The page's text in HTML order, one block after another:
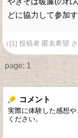
どに協力して参加す
（[1] 投稿者 匿名希望
page: 1
コメント
実際に体験した感想
ください。